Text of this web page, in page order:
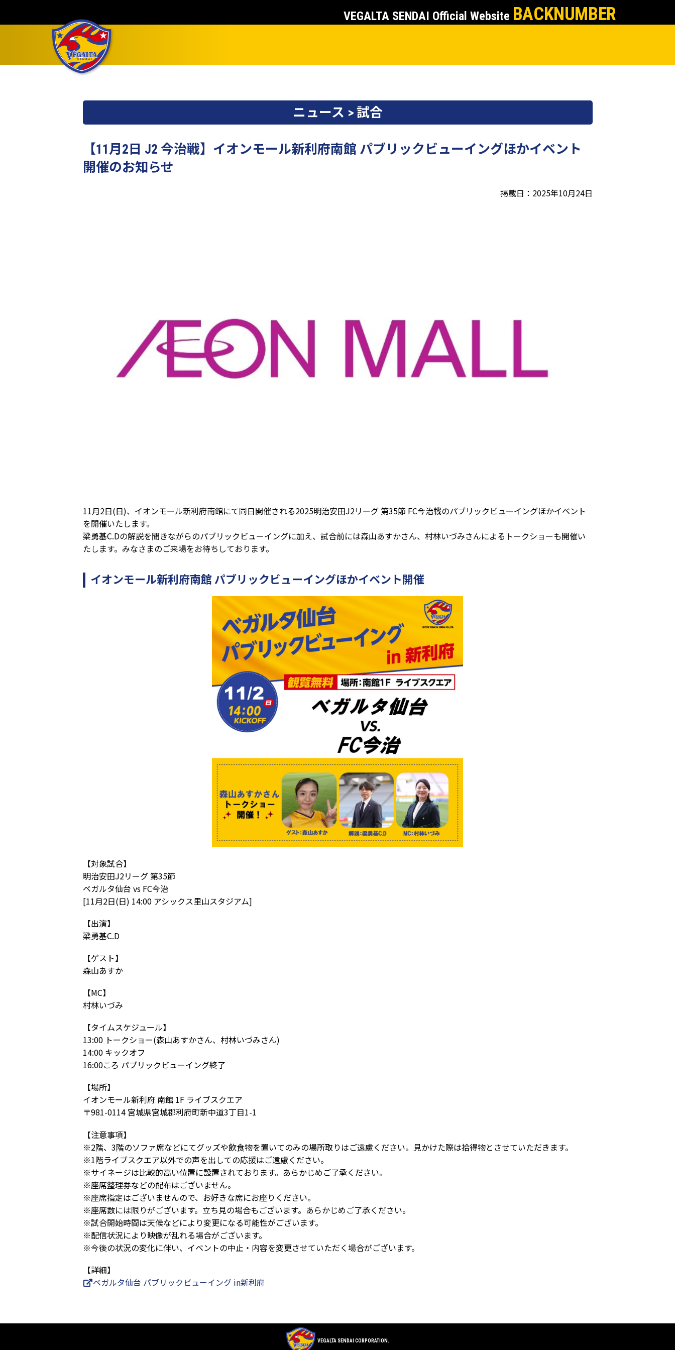
VEGALTA SENDAI Official Website BACKNUMBER
ニュース > 試合
【11月2日 J2 今治戦】イオンモール新利府南館 パブリックビューイングほかイベント
開催のお知らせ
掲載日：2025年10月24日
11月2日(日)、イオンモール新利府南館にて同日開催される2025明治安田J2リーグ 第35節 FC今治戦のパブリックビューイングほかイベント
を開催いたします。
梁勇基C.Dの解説を聞きながらのパブリックビューイングに加え、試合前には森山あすかさん、村林いづみさんによるトークショーも開催い
たします。みなさまのご来場をお待ちしております。
イオンモール新利府南館 パブリックビューイングほかイベント開催
【対象試合】
明治安田J2リーグ 第35節
ベガルタ仙台 vs FC今治
[11月2日(日) 14:00 アシックス里山スタジアム]
【出演】
梁勇基C.D
【ゲスト】
森山あすか
【MC】
村林いづみ
【タイムスケジュール】
13:00 トークショー(森山あすかさん、村林いづみさん)
14:00 キックオフ
16:00ころ パブリックビューイング終了
【場所】
イオンモール新利府 南館 1F ライブスクエア
〒981-0114 宮城県宮城郡利府町新中道3丁目1-1
【注意事項】
※2階、3階のソファ席などにてグッズや飲食物を置いてのみの場所取りはご遠慮ください。見かけた際は拾得物とさせていただきます。
※1階ライブスクエア以外での声を出しての応援はご遠慮ください。
※サイネージは比較的高い位置に設置されております。あらかじめご了承ください。
※座席整理券などの配布はございません。
※座席指定はございませんので、お好きな席にお座りください。
※座席数には限りがございます。立ち見の場合もございます。あらかじめご了承ください。
※試合開始時間は天候などにより変更になる可能性がございます。
※配信状況により映像が乱れる場合がございます。
※今後の状況の変化に伴い、イベントの中止・内容を変更させていただく場合がございます。
【詳細】
ベガルタ仙台 パブリックビューイング in新利府
VEGALTA SENDAI CORPORATION.